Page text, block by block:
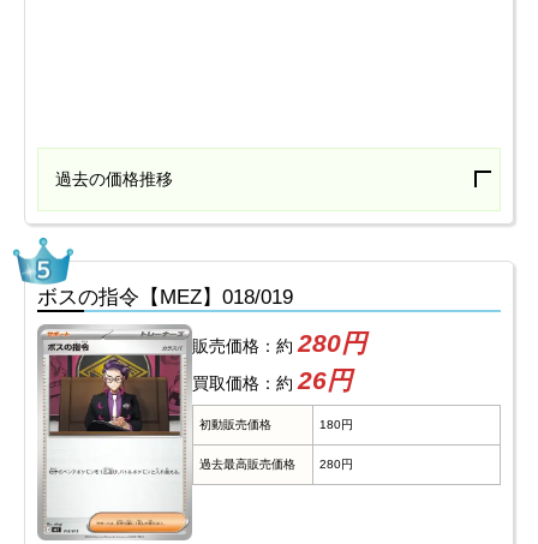
過去の価格推移
ボスの指令【MEZ】018/019
販売価格：約 280円
買取価格：約 26円
初動販売価格 180円
過去最高販売価格 280円